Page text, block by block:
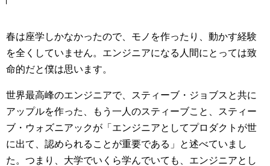
春は座学しかなかったので、モノを作ったり、動かす経験
を全くしていません。エンジニアになる人間にとっては致
命的だと僕は思います。
世界最高峰のエンジニアで、スティーブ・ジョブスと共に
アップルを作った、もう一人のスティーブこと、スティー
ブ・ウォズニアックが「エンジニアとしてプロダクトが世
に出て、認められることが重要である」と述べていまし
た。つまり、大学でいくら学んでいても、エンジニアとし